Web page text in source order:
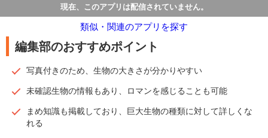
現在、このアプリは配信されていません。
類似・関連のアプリを探す
編集部のおすすめポイント
写真付きのため、生物の大きさが分かりやすい
未確認生物の情報もあり、ロマンを感じることも可能
まめ知識も掲載しており、巨大生物の種類に対して詳しくな
れる